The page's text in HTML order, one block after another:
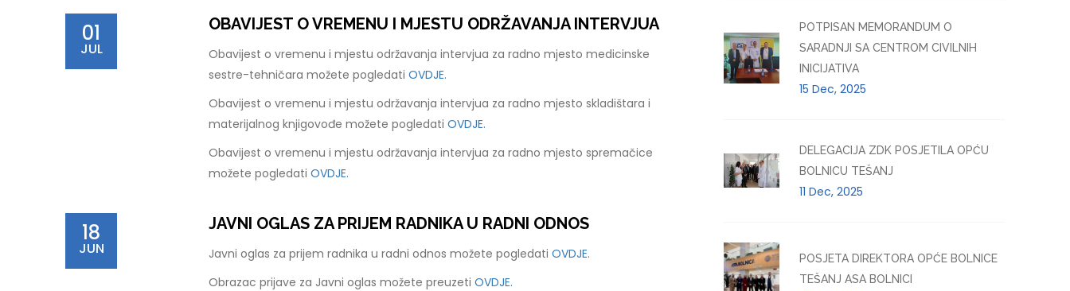
01
JUL
OBAVIJEST O VREMENU I MJESTU ODRŽAVANJA INTERVJUA
Obavijest o vremenu i mjestu održavanja intervjua za radno mjesto medicinske
sestre-tehničara možete pogledati OVDJE.
Obavijest o vremenu i mjestu održavanja intervjua za radno mjesto skladištara i
materijalnog knjigovođe možete pogledati OVDJE.
Obavijest o vremenu i mjestu održavanja intervjua za radno mjesto spremačice
možete pogledati OVDJE.
18
JUN
JAVNI OGLAS ZA PRIJEM RADNIKA U RADNI ODNOS
Javni oglas za prijem radnika u radni odnos možete pogledati OVDJE.
Obrazac prijave za Javni oglas možete preuzeti OVDJE.
POTPISAN MEMORANDUM O
SARADNJI SA CENTROM CIVILNIH
INICIJATIVA
15 Dec, 2025
DELEGACIJA ZDK POSJETILA OPĆU
BOLNICU TEŠANJ
11 Dec, 2025
POSJETA DIREKTORA OPĆE BOLNICE
TEŠANJ ASA BOLNICI